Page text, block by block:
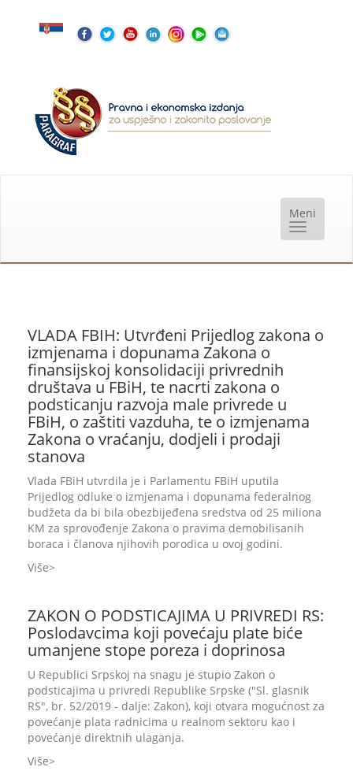
VLADA FBIH: Utvrđeni Prijedlog zakona o
izmjenama i dopunama Zakona o
finansijskoj konsolidaciji privrednih
društava u FBiH, te nacrti zakona o
podsticanju razvoja male privrede u
FBiH, o zaštiti vazduha, te o izmjenama
Zakona o vraćanju, dodjeli i prodaji
stanova
Vlada FBiH utvrdila je i Parlamentu FBiH uputila
Prijedlog odluke o izmjenama i dopunama federalnog
budžeta da bi bila obezbijeđena sredstva od 25 miliona
KM za sprovođenje Zakona o pravima demobilisanih
boraca i članova njihovih porodica u ovoj godini.
Više
ZAKON O PODSTICAJIMA U PRIVREDI RS:
Poslodavcima koji povećaju plate biće
umanjene stope poreza i doprinosa
U Republici Srpskoj na snagu je stupio Zakon o
podsticajima u privredi Republike Srpske ("Sl. glasnik
RS", br. 52/2019 - dalje: Zakon), koji otvara mogućnost za
povećanje plata radnicima u realnom sektoru kao i
povećanje direktnih ulaganja.
Više